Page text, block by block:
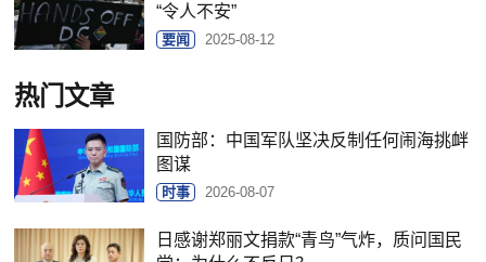
“令人不安”
要闻 2025-08-12
热门文章
国防部：中国军队坚决反制任何闹海挑衅
图谋
时事 2026-08-07
日感谢郑丽文捐款“青鸟”气炸，质问国民